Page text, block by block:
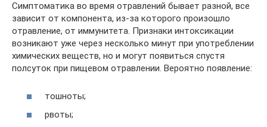
Симптоматика во время отравлений бывает разной, все
зависит от компонента, из-за которого произошло
отравление, от иммунитета. Признаки интоксикации
возникают уже через несколько минут при употреблении
химических веществ, но и могут появиться спустя
полсуток при пищевом отравлении. Вероятно появление:
тошноты;
рвоты;